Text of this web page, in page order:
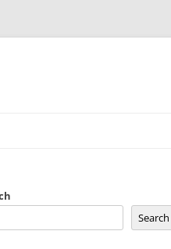
Search